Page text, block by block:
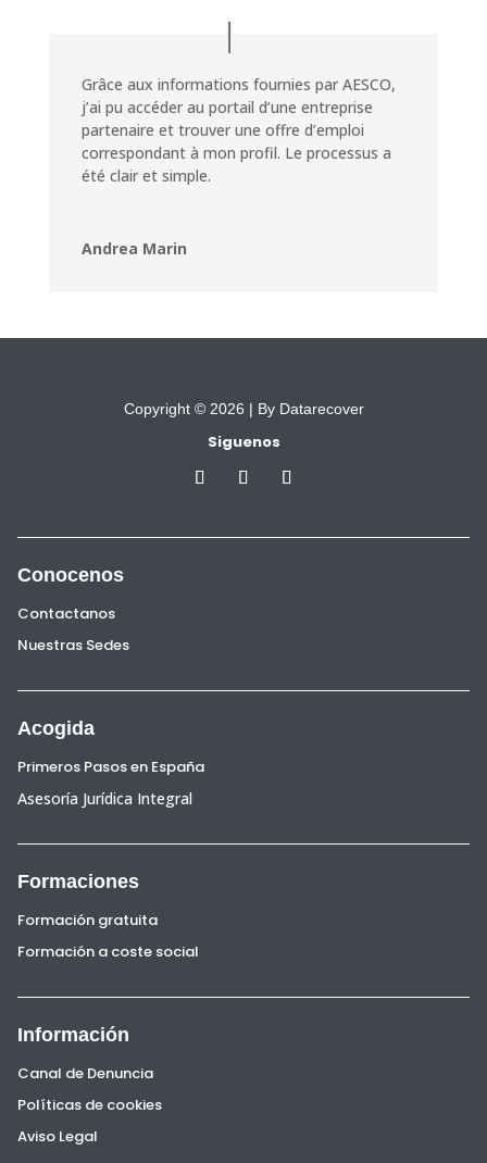
Grâce aux informations fournies par AESCO,
j’ai pu accéder au portail d’une entreprise
partenaire et trouver une offre d’emploi
correspondant à mon profil. Le processus a
été clair et simple.
Andrea Marin
Copyright © 2026 | By Datarecover
Siguenos
Conocenos
Contactanos
Nuestras Sedes
Acogida
Primeros Pasos en España
Asesoría Jurídica Integral
Formaciones
Formación gratuita
Formación a coste social
Información
Canal de Denuncia
Políticas de cookies
Aviso Legal